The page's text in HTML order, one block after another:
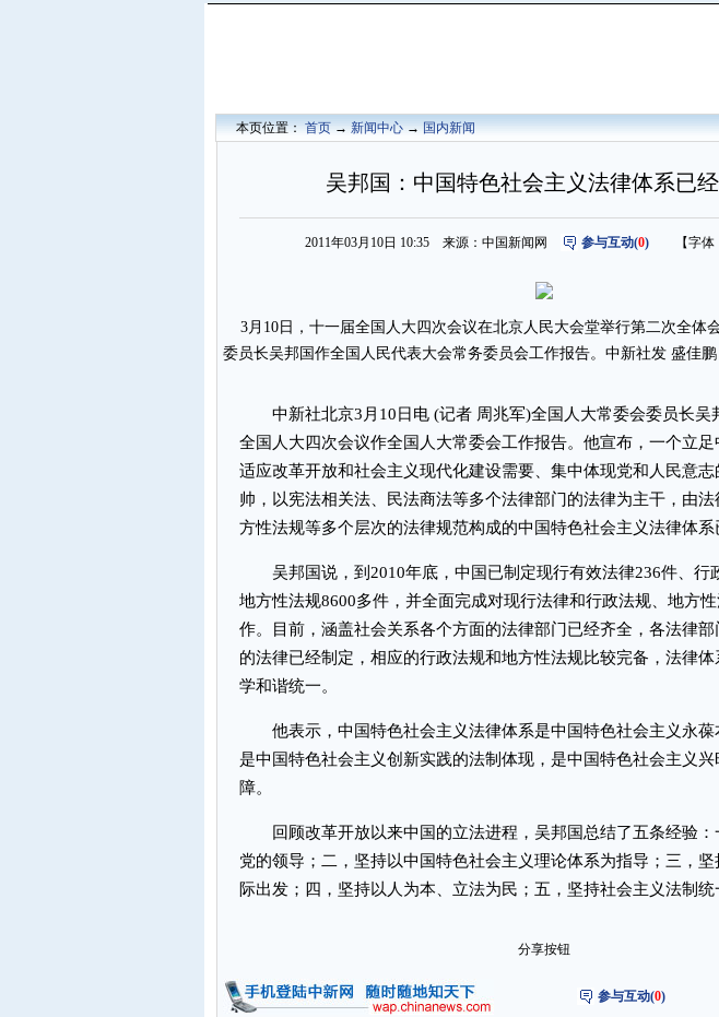
本页位置：首页→新闻中心→国内新闻
吴邦国：中国特色社会主义法律体系已
2011年03月10日 10:35 来源：中国新闻网 参与互动(0) 【字体
3月10日，十一届全国人大四次会议在北京人民大会堂举行第二次全体
委员长吴邦国作全国人民代表大会常务委员会工作报告。中新社发 盛佳
中新社北京3月10日电 (记者 周兆军)全国人大常委会委员长吴
全国人大四次会议作全国人大常委会工作报告。他宣布，一个立足
适应改革开放和社会主义现代化建设需要、集中体现党和人民意
帅，以宪法相关法、民法商法等多个法律部门的法律为主干，由
方性法规等多个层次的法律规范构成的中国特色社会主义法律体系
吴邦国说，到2010年底，中国已制定现行有效法律236件、行
地方性法规8600多件，并全面完成对现行法律和行政法规、地方
作。目前，涵盖社会关系各个方面的法律部门已经齐全，各法律
的法律已经制定，相应的行政法规和地方性法规比较完备，法律
学和谐统一。
他表示，中国特色社会主义法律体系是中国特色社会主义永葆
是中国特色社会主义创新实践的法制体现，是中国特色社会主义
障。
回顾改革开放以来中国的立法进程，吴邦国总结了五条经验：
党的领导；二，坚持以中国特色社会主义理论体系为指导；三，
际出发；四，坚持以人为本、立法为民；五，坚持社会主义法制统
分享按钮
参与互动(0)